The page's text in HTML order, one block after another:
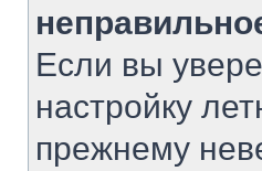
Если вы
настройку
прежнему